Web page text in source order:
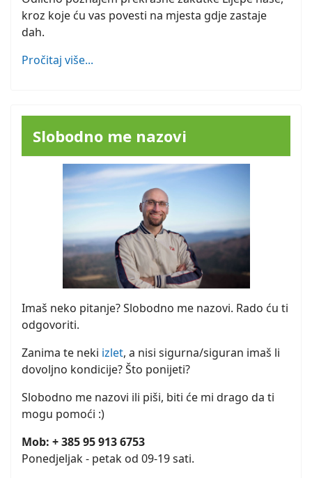
kroz koje ću vas povesti na mjesta gdje zastaje
dah.
Pročitaj više...
Slobodno me nazovi
Imaš neko pitanje? Slobodno me nazovi. Rado ću ti
odgovoriti.
Zanima te neki izlet, a nisi sigurna/siguran imaš li
dovoljno kondicije? Što ponijeti?
Slobodno me nazovi ili piši, biti će mi drago da ti
mogu pomoći :)
Mob: + 385 95 913 6753
Ponedjeljak - petak od 09-19 sati.